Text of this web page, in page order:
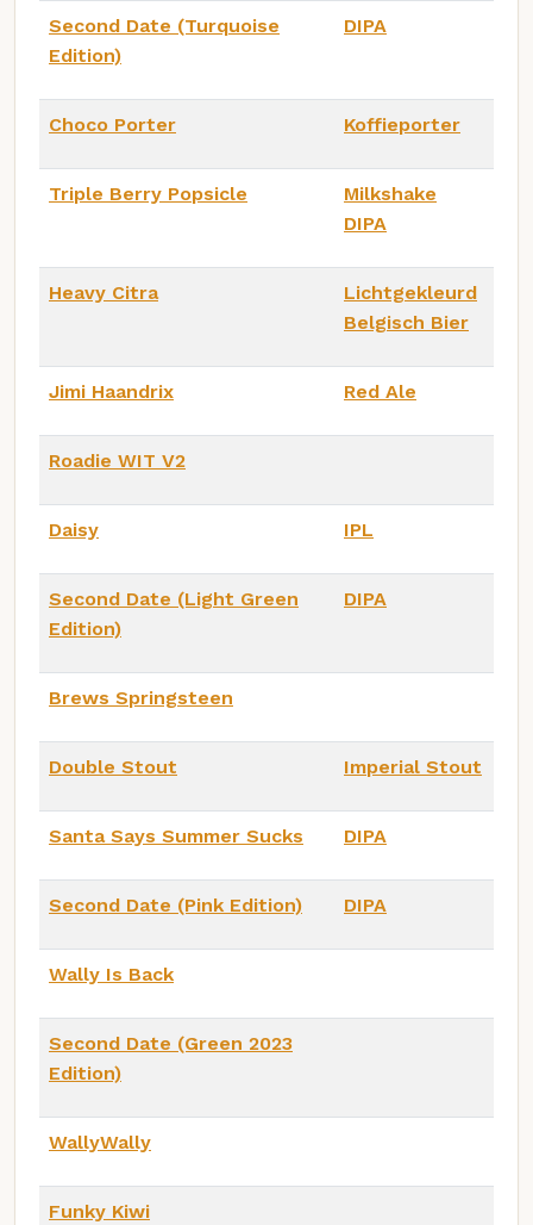
Second Date (Turquoise
Edition)
DIPA
Choco Porter Koffieporter
Triple Berry Popsicle
Milkshake
DIPA
Heavy Citra
Lichtgekleurd
Belgisch Bier
Jimi Haandrix Red Ale
Roadie WIT V2
Daisy IPL
Second Date (Light Green
Edition)
DIPA
Brews Springsteen
Double Stout Imperial Stout
Santa Says Summer Sucks DIPA
Second Date (Pink Edition) DIPA
Wally Is Back
Second Date (Green 2023
Edition)
WallyWally
Funky Kiwi